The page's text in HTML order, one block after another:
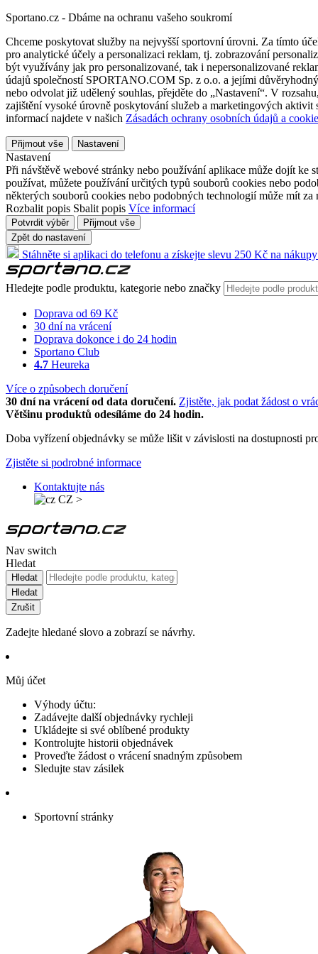
Sportano.cz - Dbáme na ochranu vašeho soukromí
Chceme poskytovat služby na nejvyšší sportovní úrovni. Za tímto
pro analytické účely a personalizaci reklam, tj. zobrazování
být využívány jak pro personalizované, tak i nepersonalizované
údajů společností SPORTANO.COM Sp. z o.o. a jejími
nebo odvolat již udělený souhlas, přejděte do „Nastavení“. V
zajištění vysoké úrovně poskytování služeb a marketingových
informací najdete v našich Zásadách ochrany osobních údajů a
Přijmout vše Nastavení
Nastavení
Při návštěvě webové stránky nebo používání aplikace může dojít ke
používat, můžete používání určitých typů souborů cookies nebo
některých souborů cookies nebo podobných technologií může mít
Rozbalit popis Sbalit popis Více informací
Potvrdit výběr
Přijmout vše
Zpět do nastavení
Stáhněte si aplikaci do telefonu a získejte slevu 250 Kč na
Hledejte podle produktu, kategorie nebo značky
Doprava od 69 Kč
30 dní na vrácení
Doprava dokonce i do 24 hodin
Sportano Club
4.7 Heureka
Více o způsobech doručení
30 dní na vrácení od data doručení. Zjistěte, jak podat žádost o
Většinu produktů odesíláme do 24 hodin.
Doba vyřízení objednávky se může lišit v závislosti na dostupnosti
Zjistěte si podrobné informace
Kontaktujte nás
CZ >
Nav switch
Hledat
Hledat
Hledat
Zrušit
Zadejte hledané slovo a zobrazí se návrhy.
Můj účet
Výhody účtu:
Zadávejte další objednávky rychleji
Ukládejte si své oblíbené produkty
Kontrolujte historii objednávek
Proveďte žádost o vrácení snadným způsobem
Sledujte stav zásilek
Sportovní stránky